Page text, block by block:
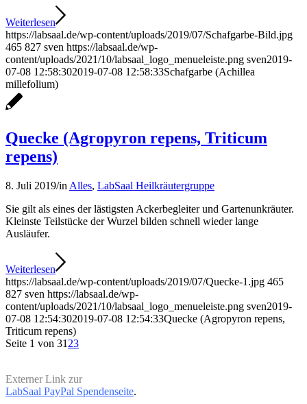
Weiterlesen
https://labsaal.de/wp-content/uploads/2019/07/Schafgarbe-Bild.jpg
465 827 sven https://labsaal.de/wp-
content/uploads/2021/10/labsaal_logo_menueleiste.png sven2019-
07-08 12:58:302019-07-08 12:58:33Schafgarbe (Achillea
millefolium)
Quecke (Agropyron repens, Triticum
repens)
8. Juli 2019/in Alles, LabSaal Heilkräutergruppe
Sie gilt als eines der lästigsten Ackerbegleiter und Gartenunkräuter.
Kleinste Teilstücke der Wurzel bilden schnell wieder lange
Ausläufer.
Weiterlesen
https://labsaal.de/wp-content/uploads/2019/07/Quecke-1.jpg 465
827 sven https://labsaal.de/wp-
content/uploads/2021/10/labsaal_logo_menueleiste.png sven2019-
07-08 12:54:302019-07-08 12:54:33Quecke (Agropyron repens,
Triticum repens)
Seite 1 von 31 23
Externer Link zur
LabSaal PayPal Spendenseite.